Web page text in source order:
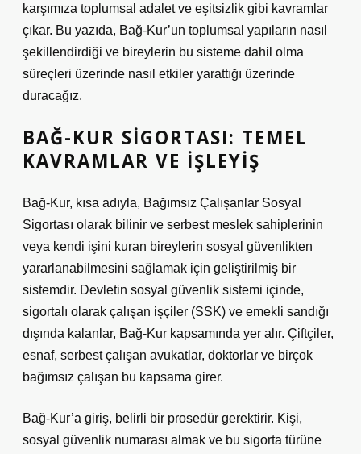
karşımıza toplumsal adalet ve eşitsizlik gibi kavramlar
çıkar. Bu yazıda, Bağ-Kur’un toplumsal yapıların nasıl
şekillendirdiği ve bireylerin bu sisteme dahil olma
süreçleri üzerinde nasıl etkiler yarattığı üzerinde
duracağız.
BAĞ-KUR SIGORTASI: TEMEL
KAVRAMLAR VE İŞLEYIŞ
Bağ-Kur, kısa adıyla, Bağımsız Çalışanlar Sosyal
Sigortası olarak bilinir ve serbest meslek sahiplerinin
veya kendi işini kuran bireylerin sosyal güvenlikten
yararlanabilmesini sağlamak için geliştirilmiş bir
sistemdir. Devletin sosyal güvenlik sistemi içinde,
sigortalı olarak çalışan işçiler (SSK) ve emekli sandığı
dışında kalanlar, Bağ-Kur kapsamında yer alır. Çiftçiler,
esnaf, serbest çalışan avukatlar, doktorlar ve birçok
bağımsız çalışan bu kapsama girer.
Bağ-Kur’a giriş, belirli bir prosedür gerektirir. Kişi,
sosyal güvenlik numarası almak ve bu sigorta türüne